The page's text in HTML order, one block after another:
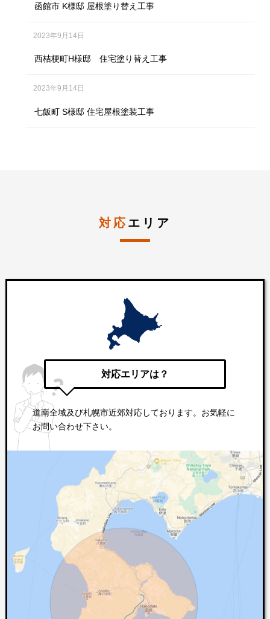
函館市 K様邸 屋根塗り替え工事
2023年9月14日
西桔梗町H様邸 住宅塗り替え工事
2023年9月14日
七飯町 S様邸 住宅屋根塗装工事
対応エリア
対応エリアは？
道南全域及び札幌市近郊対応しております。お気軽に
お問い合わせ下さい。